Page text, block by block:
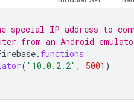
special IP address to
from an Android
. functions
( "10.0.2.2" , 5001 )